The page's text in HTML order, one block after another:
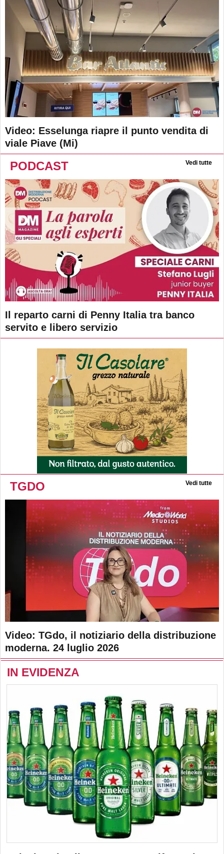
Video: Esselunga riapre il punto vendita di
viale Piave (Mi)
PODCAST Vedi tutte
Il reparto carni di Penny Italia tra banco
servito e libero servizio
TGDO Vedi tutte
Video: TGdo, il notiziario della distribuzione
moderna. 24 luglio 2026
IN EVIDENZA